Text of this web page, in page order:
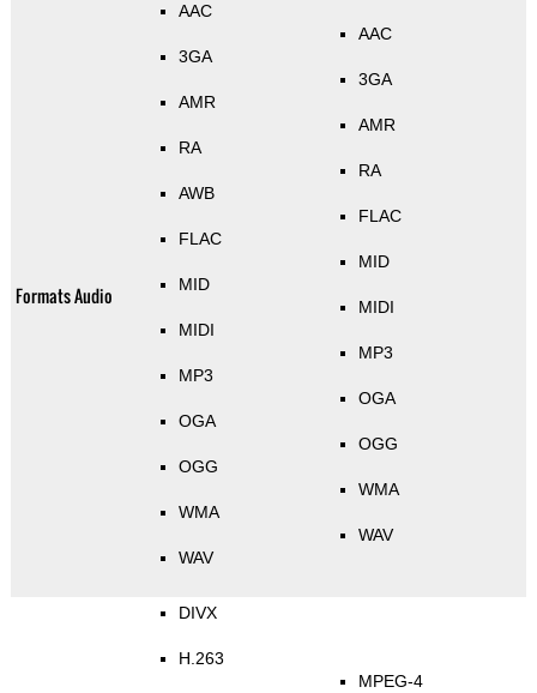
Formats Audio
AAC
3GA
AMR
RA
AWB
FLAC
MID
MIDI
MP3
OGA
OGG
WMA
WAV
AAC
3GA
AMR
RA
FLAC
MID
MIDI
MP3
OGA
OGG
WMA
WAV
DIVX
H.263
MPEG-4